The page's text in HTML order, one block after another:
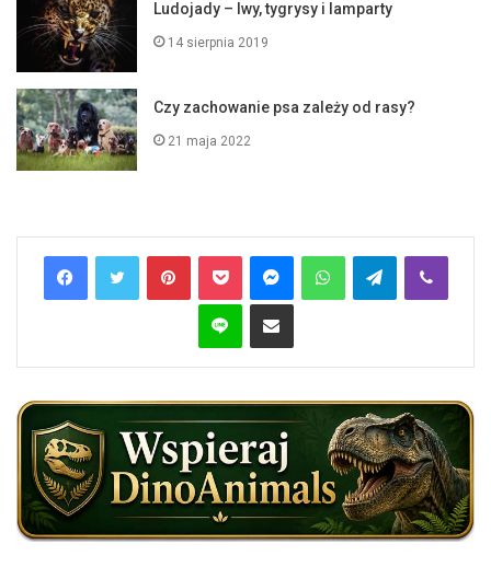
Ludojady – lwy, tygrysy i lamparty
14 sierpnia 2019
Czy zachowanie psa zależy od rasy?
21 maja 2022
PinterestPocket MessengerWhatsAppTelegramViber
Line Share via Email